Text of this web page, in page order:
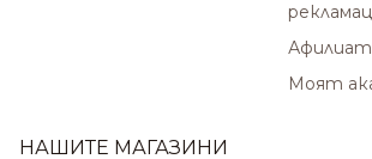
Моят
НАШИТЕ МАГАЗИНИ